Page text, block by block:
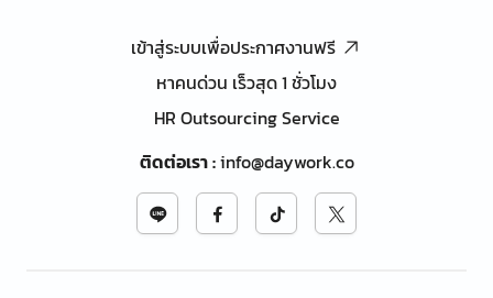
เข้าสู่ระบบเพื่อประกาศงานฟรี
หาคนด่วน เร็วสุด 1 ชั่วโมง
HR Outsourcing Service
ติดต่อเรา:info@daywork.co